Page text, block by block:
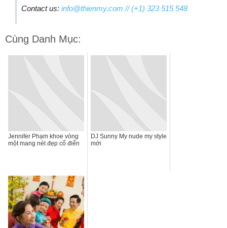
Contact us: info@thienmy.com // (+1) 323 515 548
Cùng Danh Mục:
Jennifer Phạm khoe vòng
một mang nét đẹp cổ điển
DJ Sunny My nude my style
mới